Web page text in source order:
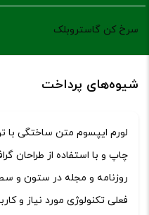
سرخ کن گاستروبلک
شیوه‌های پرداخت
لورم ایپسوم متن ساختگی با
چاپ و با استفاده از طراحان
روزنامه و مجله در ستون و
فعلی تکنولوژی مورد نیاز و